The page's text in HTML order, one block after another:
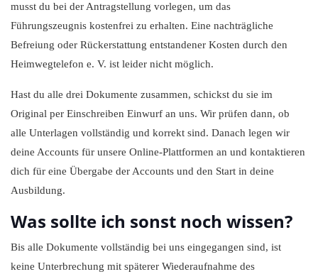
musst du bei der Antragstellung vorlegen, um das
Führungszeugnis kostenfrei zu erhalten. Eine nachträgliche
Befreiung oder Rückerstattung entstandener Kosten durch den
Heimwegtelefon e. V. ist leider nicht möglich.
Hast du alle drei Dokumente zusammen, schickst du sie im
Original per Einschreiben Einwurf an uns. Wir prüfen dann, ob
alle Unterlagen vollständig und korrekt sind. Danach legen wir
deine Accounts für unsere Online-Plattformen an und kontaktieren
dich für eine Übergabe der Accounts und den Start in deine
Ausbildung.
Was sollte ich sonst noch wissen?
Bis alle Dokumente vollständig bei uns eingegangen sind, ist
keine Unterbrechung mit späterer Wiederaufnahme des